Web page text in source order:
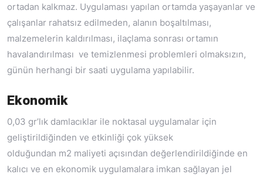
ortadan kalkmaz. Uygulaması yapılan ortamda yaşayanlar ve
çalışanlar rahatsız edilmeden, alanın boşaltılması,
malzemelerin kaldırılması, ilaçlama sonrası ortamın
havalandırılması ve temizlenmesi problemleri olmaksızın,
günün herhangi bir saati uygulama yapılabilir.
Ekonomik
0,03 gr’lık damlacıklar ile noktasal uygulamalar için
geliştirildiğinden ve etkinliği çok yüksek
olduğundan m2 maliyeti açısından değerlendirildiğinde en
kalıcı ve en ekonomik uygulamalara imkan sağlayan jel